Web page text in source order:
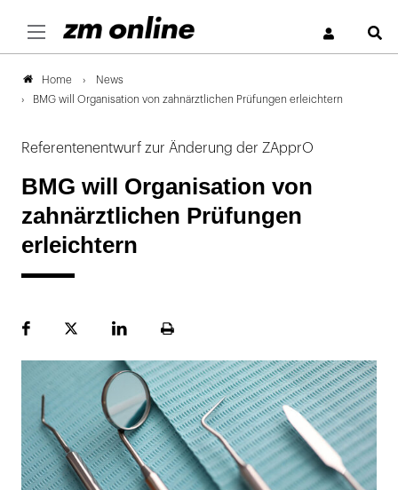
Home
News
BMG will Organisation von zahnärztlichen Prüfungen erleichtern
Referentenentwurf zur Änderung der ZApprO
BMG will Organisation von
zahnärztlichen Prüfungen
erleichtern
FacebookPlattformLinekdInSeite